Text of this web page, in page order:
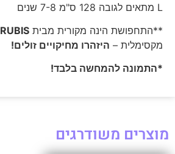
L מתאים לגובה 128 ס"מ 7-8 שנים
**התחפושת הינה מקורית מבית RUBIS
מקסימלית – היזהרו מחיקויים זולים!
*התמונה להמחשה בלבד!
מוצרים משודרגים